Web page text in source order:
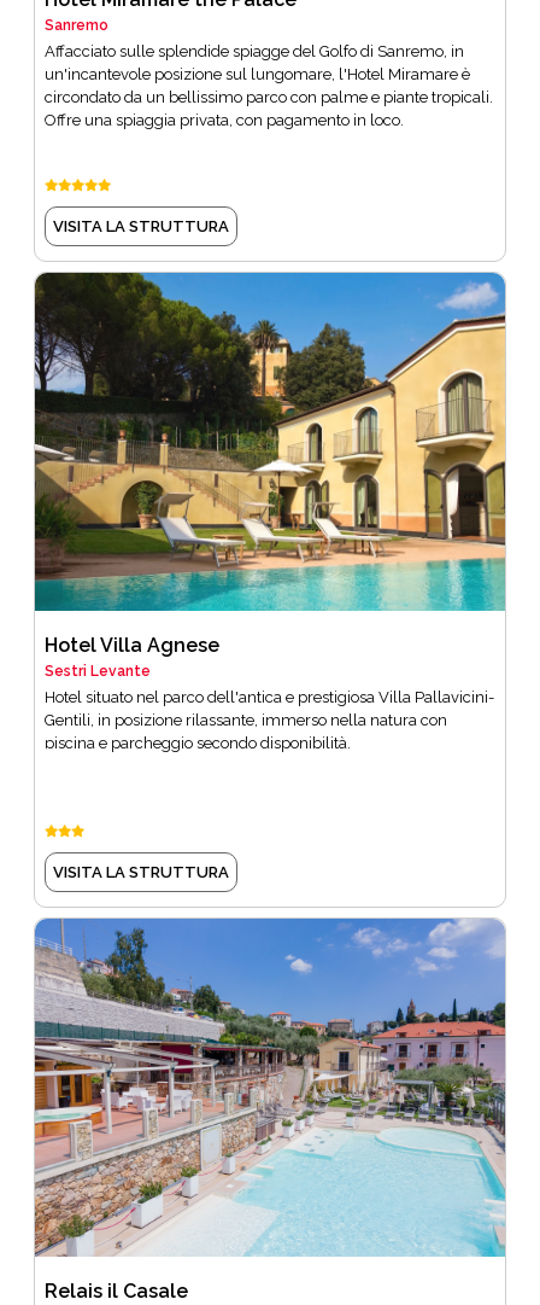
Sanremo
Affacciato sulle splendide spiagge del Golfo di Sanremo, in
un'incantevole posizione sul lungomare, l'Hotel Miramare è
circondato da un bellissimo parco con palme e piante tropicali.
Offre una spiaggia privata, con pagamento in loco.
VISITA LA STRUTTURA
Hotel Villa Agnese
Sestri Levante
Hotel situato nel parco dell'antica e prestigiosa Villa Pallavicini-
Gentili, in posizione rilassante, immerso nella natura con
piscina e parcheggio secondo disponibilità.
VISITA LA STRUTTURA
Relais il Casale